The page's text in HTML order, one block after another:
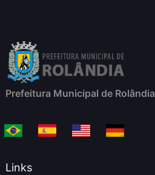
Prefeitura Municipal de Rolândia
Links